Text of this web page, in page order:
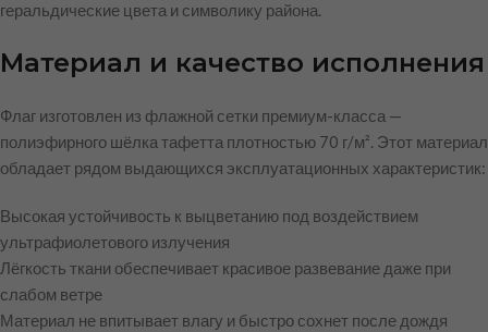
геральдические цвета и символику района.
Материал и качество исполнения
Флаг изготовлен из флажной сетки премиум-класса —
полиэфирного шёлка тафетта плотностью 70 г/м². Этот материал
обладает рядом выдающихся эксплуатационных характеристик:
Высокая устойчивость к выцветанию под воздействием
ультрафиолетового излучения
Лёгкость ткани обеспечивает красивое развевание даже при
слабом ветре
Материал не впитывает влагу и быстро сохнет после дождя